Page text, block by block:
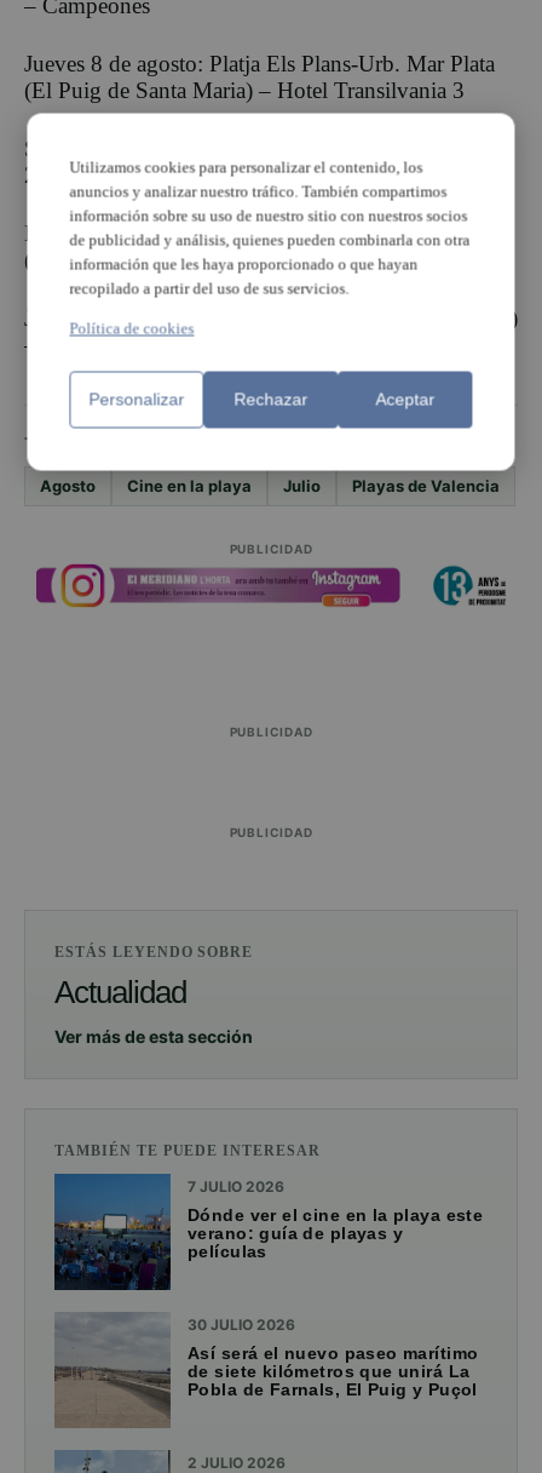
– Campeones
Jueves 8 de agosto: Platja Els Plans-Urb. Mar Plata
(El Puig de Santa Maria) – Hotel Transilvania 3
Sábado 10 de agosto: Platja de Puçol – Tadeo Jones
2
Miércoles 21 de agosto: PortSaplaya Norte
(Alboraia) – Tadeo Jones 2
Jueves 29 de agosto: Platja de El Cabanyal (València)
– Tadeo Jones 2
TEMAS
Agosto Cine en la playa Julio Playas de Valencia
PUBLICIDAD
PUBLICIDAD
PUBLICIDAD
ESTÁS LEYENDO SOBRE
Actualidad
Ver más de esta sección
TAMBIÉN TE PUEDE INTERESAR
7 JULIO 2026
Dónde ver el cine en la playa este
verano: guía de playas y
películas
30 JULIO 2026
Así será el nuevo paseo marítimo
de siete kilómetros que unirá La
Pobla de Farnals, El Puig y Puçol
2 JULIO 2026
Utilizamos cookies para personalizar el contenido, los
anuncios y analizar nuestro tráfico. También compartimos
información sobre su uso de nuestro sitio con nuestros socios
de publicidad y análisis, quienes pueden combinarla con otra
información que les haya proporcionado o que hayan
recopilado a partir del uso de sus servicios.
Política de cookies
Personalizar Rechazar Aceptar